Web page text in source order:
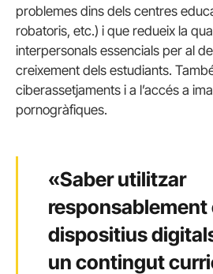
problemes dins dels centres
robatoris, etc.) i que redueix la
interpersonals essencials per al
creixement dels estudiants.
ciberassetjaments i a l’accés a
pornogràfiques.
«Saber utilitzar
responsablement
dispositius
un contingut